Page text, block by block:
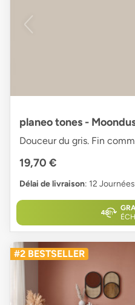
planeo tones -
Douceur du gris. Fin
19,70 €
Délai de livraison: 12 Journées
#2 BESTSELLER